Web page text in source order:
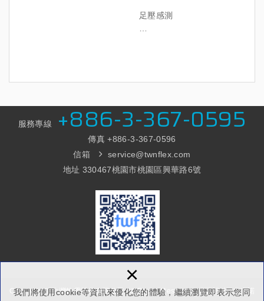
我們將使用cookie等資訊來優化您的體驗，繼續瀏覽即表示您同
×
足壓感測
咬合力感測
醫療產品應用
服務專線 +886-3-367-0595
傳真 +886-3-367-0596
信箱
service@twnflex.com
地址 330467桃園市桃園區興華路6號
Copyright © 台灣軟電股份有限公司 All Rights Reserved. 網頁設計 : 多米諾